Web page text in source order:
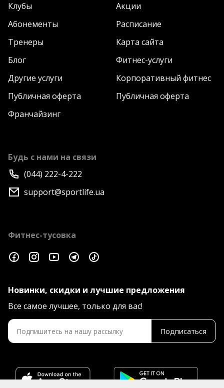
Какие условия для
разметку, предусмотренные международными
правилами. Сквош в Sport Life проводится на корте
9,75 на 6,4 метра. Пол покрыт специальным
паркетом, который не скользит и обеспечивает
Освещение зала для сквоша равномерное и яркое,
не образовывает тени и позволяет игрокам четко
Клубы
Акции
Абонементы
Расписание
Тренеры
Карта сайта
Блог
Фитнес-услуги
Другие услуги
Корпоративный фитнес
Публичная оферта
Публичная оферта
Франчайзинг
Будь с нами на связи
(044) 222-4-222
support@sportlife.ua
Фитнес-тусовка
Новинки, скидки и лучшие предложения
Все самое лучшее, только для вас!
Подписаться